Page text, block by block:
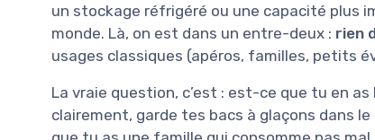
un stockage réfrigéré ou une capacité plus
monde. Là, on est dans un entre-deux : rien
usages classiques (apéros, familles, petits
La vraie question, c’est : est-ce que tu en
clairement, garde tes bacs à glaçons dans